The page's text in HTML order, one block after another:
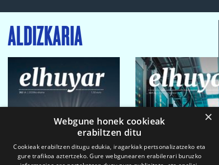
ALDIZKARIA
×
Webgune honek cookieak
erabiltzen ditu
Cookieak erabiltzen ditugu edukia, iragarkiak pertsonalizatzeko eta
gure trafikoa aztertzeko. Gure webgunearen erabilerari buruzko